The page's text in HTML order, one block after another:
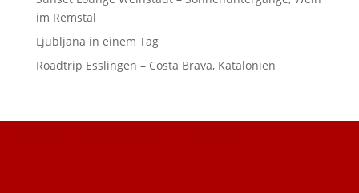
im Remstal
Ljubljana in einem Tag
Roadtrip Esslingen – Costa Brava, Katalonien